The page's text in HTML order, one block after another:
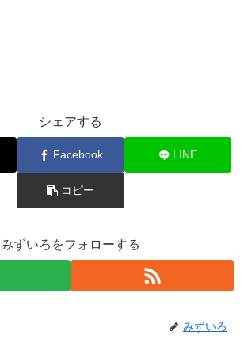
シェアする
Facebook LINE
コピー
みずいろをフォローする
みずいろ